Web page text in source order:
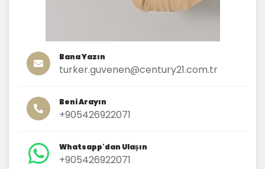
Bana Yazın
turker.guvenen@century21.com.tr
Beni Arayın
+905426922071
Whatsapp'dan Ulaşın
+905426922071